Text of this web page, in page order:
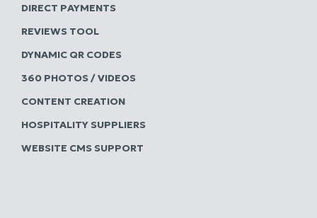
DIRECT PAYMENTS
REVIEWS TOOL
DYNAMIC QR CODES
360 PHOTOS / VIDEOS
CONTENT CREATION
HOSPITALITY SUPPLIERS
WEBSITE CMS SUPPORT